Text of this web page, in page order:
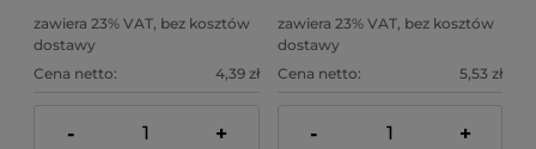
zawiera 23% VAT, bez kosztów
dostawy
Cena netto:
4,39 zł
- +
zawiera 23% VAT, bez kosztów
dostawy
Cena netto:
5,53 zł
- +